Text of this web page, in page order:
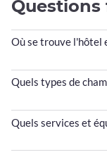
Où se trouve l'hôtel
Quels types de
Quels services et